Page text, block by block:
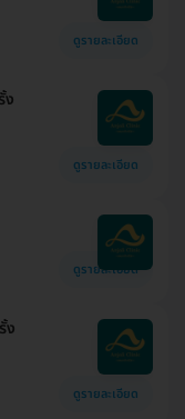
ดูรายละเอียด
ง
ดูรายละเอียด
ดูรายละเอียด
ง
ดูรายละเอียด